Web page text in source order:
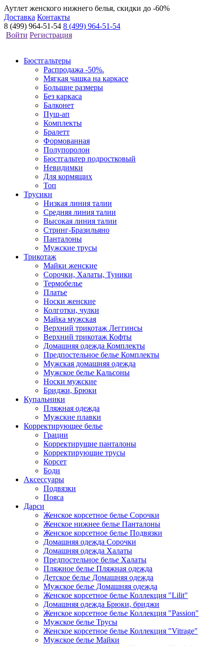
Аутлет женского нижнего белья, скидки до -60%
Доставка Контакты
8 (499) 964-51-54 8 (499) 964-51-54
Войти Регистрация
Бюстгальтеры
Распродажа -50%.
Мягкая чашка на каркасе
Большие размеры
Без каркаса
Балконет
Пуш-ап
Комплекты
Бралетт
Формованная
Полупоролон
Бюстгальтер подростковый
Невидимки
Для кормящих
Топ
Трусики
Низкая линия талии
Средняя линия талии
Высокая линия талии
Стринг-Бразильяно
Панталоны
Мужские трусы
Трикотаж
Майки женские
Сорочки, Халаты, Туники
Термобелье
Платье
Носки женские
Колготки, чулки
Майка мужская
Верхний трикотаж Леггинсы
Верхний трикотаж Кофты
Домашняя одежда Комплекты
Предпостельное белье Комплекты
Мужская домашняя одежда
Мужское белье Кальсоны
Носки мужские
Бриджи, Брюки
Купальники
Пляжная одежда
Мужские плавки
Корректирующее белье
Грации
Корректирущие панталоны
Корректирующие трусы
Корсет
Боди
Аксессуары
Подвязки
Пояса
Дарси
Женское корсетное белье Сорочки
Женское нижнее белье Панталоны
Женское корсетное белье Подвязки
Домашняя одежда Сорочки
Домашняя одежда Халаты
Предпостельное белье Халаты
Пляжное белье Пляжная одежда
Детское белье Домашняя одежда
Мужское белье Домашняя одежда
Женское корсетное белье Коллекция "Lilit"
Домашняя одежда Брюки, бриджи
Женское корсетное белье Коллекция "Passion"
Мужское белье Трусы
Женское корсетное белье Коллекция "Vitrage"
Мужское белье Майки